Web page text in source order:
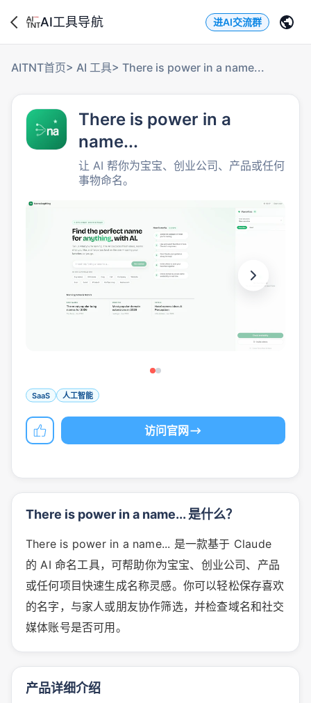
AI工具导航 进AI交流群
AITNT首页> AI 工具> There is power in a name...
There is power in a
name...
让 AI 帮你为宝宝、创业公司、产品或任何
事物命名。
SaaS 人工智能
访问官网
There is power in a name... 是什么？
There is power in a name... 是一款基于 Claude
的 AI 命名工具，可帮助你为宝宝、创业公司、产品
或任何项目快速生成名称灵感。你可以轻松保存喜欢
的名字，与家人或朋友协作筛选，并检查域名和社交
媒体账号是否可用。
产品详细介绍